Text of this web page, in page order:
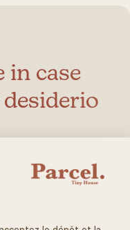
in case